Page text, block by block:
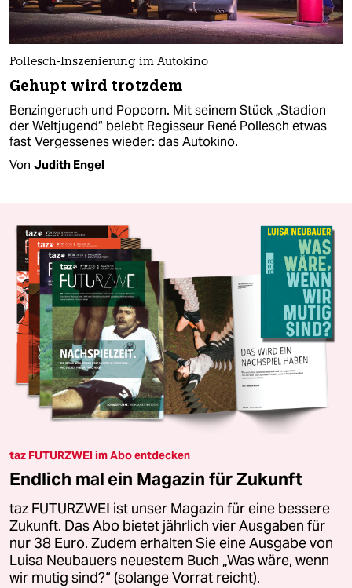
Pollesch-Inszenierung im Autokino
Gehupt wird trotzdem
Benzingeruch und Popcorn. Mit seinem Stück „Stadion
der Weltjugend“ belebt Regisseur René Pollesch etwas
fast Vergessenes wieder: das Autokino.
Von Judith Engel
taz FUTURZWEI im Abo entdecken
Endlich mal ein Magazin für Zukunft
taz FUTURZWEI ist unser Magazin für eine bessere
Zukunft. Das Abo bietet jährlich vier Ausgaben für
nur 38 Euro. Zudem erhalten Sie eine Ausgabe von
Luisa Neubauers neuestem Buch „Was wäre, wenn
wir mutig sind?“ (solange Vorrat reicht).